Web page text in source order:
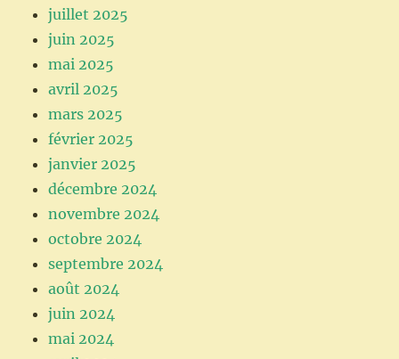
juillet 2025
juin 2025
mai 2025
avril 2025
mars 2025
février 2025
janvier 2025
décembre 2024
novembre 2024
octobre 2024
septembre 2024
août 2024
juin 2024
mai 2024